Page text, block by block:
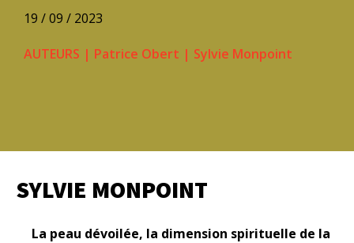
19 / 09 / 2023
AUTEURS | Patrice Obert | Sylvie Monpoint
SYLVIE MONPOINT
La peau dévoilée, la dimension spirituelle de la